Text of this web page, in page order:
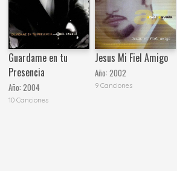
Guardame en tu
Presencia
Año:2004
10 Canciones
Jesus Mi Fiel Amigo
Año: 2002
9 Canciones